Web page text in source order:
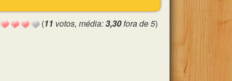
(11 votos, média:3,30fora de 5)